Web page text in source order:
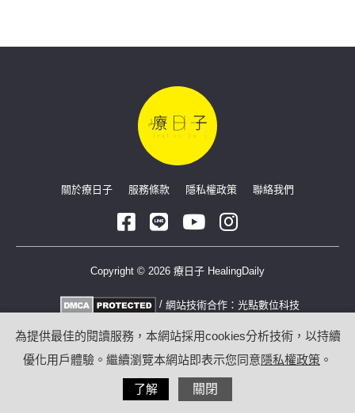
關於療日子 服務條款 隱私權政策 聯絡我們
Copyright © 2026 療日子 HealingDaily
/ 網站技術合作： 光點數位科技
為提供最佳的閱讀服務，本網站採用cookies分析技術，以持續
優化用戶體驗。繼續瀏覽本網站即表示您同意隱私權政策 。
了解 關閉